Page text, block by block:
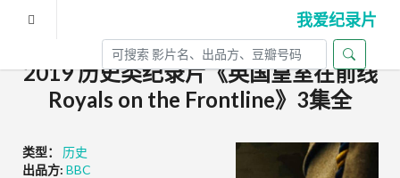
我爱纪录片
2019 历史类纪录片《英国皇室在前线
Royals on the Frontline》3集全
类型：
历史
出品方: BBC